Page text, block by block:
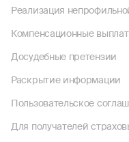
Реализация
Компенсационные
Досудебные претензии
Раскрытие информации
Пользовательское
Для получателей